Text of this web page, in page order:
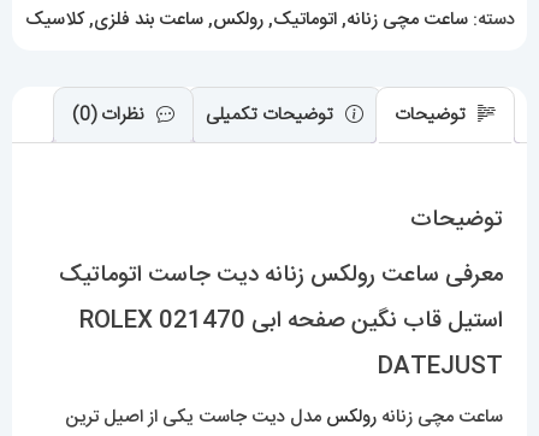
021470
ROLEX
عدد
دسته: ساعت مچی زنانه,اتوماتیک,رولکس,ساعت بند فلزی,کلاسیک
توضیحات توضیحات تکمیلی نظرات (0)
توضیحات
معرفی ساعت رولکس زنانه دیت جاست اتوماتیک
استیل قاب نگین صفحه ابی 021470 ROLEX
DATEJUST
ساعت مچی زنانه رولکس مدل دیت جاست یکی از اصیل ترین